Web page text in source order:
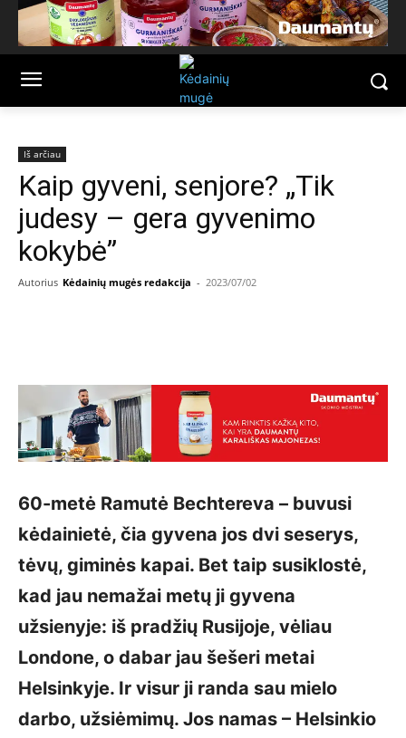
Iš arčiau
Kaip gyveni, senjore? „Tik
judesy – gera gyvenimo
kokybė”
Autorius Kėdainių mugės redakcija - 2023/07/02
60-metė Ramutė Bechtereva – buvusi
kėdainietė, čia gyvena jos dvi seserys,
tėvų, giminės kapai. Bet taip susiklostė,
kad jau nemažai metų ji gyvena
užsienyje: iš pradžių Rusijoje, vėliau
Londone, o dabar jau šešeri metai
Helsinkyje. Ir visur ji randa sau mielo
darbo, užsiėmimų. Jos namas – Helsinkio